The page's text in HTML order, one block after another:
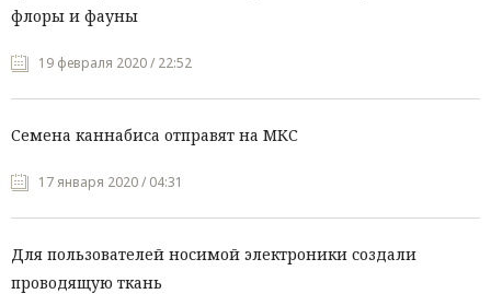
флоры и фауны
19 февраля 2020 / 22:52
Семена каннабиса отправят на МКС
17 января 2020 / 04:31
Для пользователей носимой электроники создали
проводящую ткань